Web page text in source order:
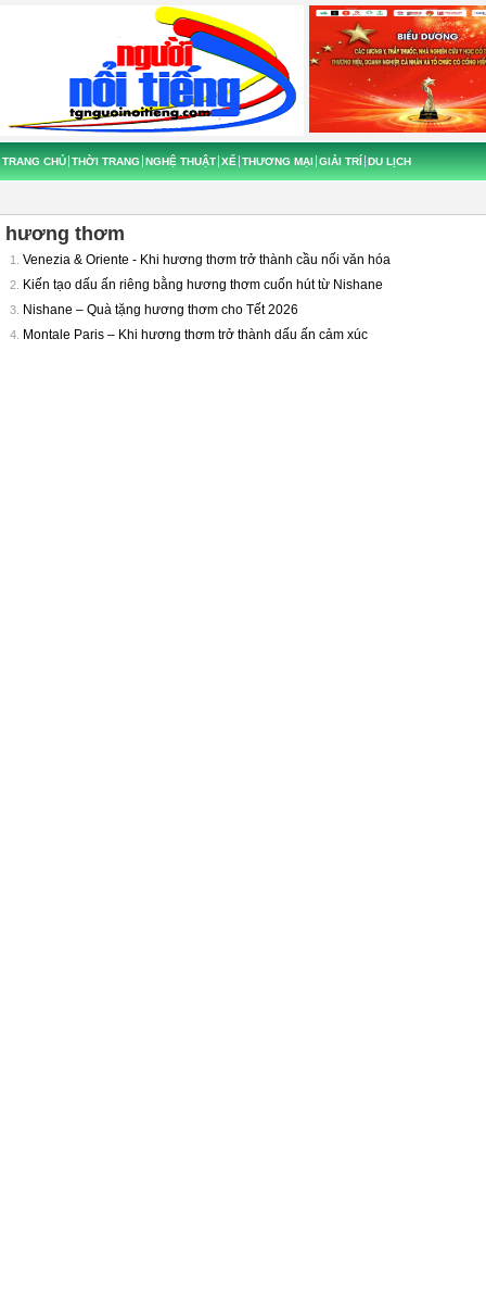
TRANG CHỦ THỜI TRANG NGHỆ THUẬT XẾ THƯƠNG MẠI GIẢI TRÍ DU LỊCH
hương thơm
1. Venezia & Oriente - Khi hương thơm trở thành cầu nối văn hóa
2. Kiến tạo dấu ấn riêng bằng hương thơm cuốn hút từ Nishane
3. Nishane – Quà tặng hương thơm cho Tết 2026
4. Montale Paris – Khi hương thơm trở thành dấu ấn cảm xúc